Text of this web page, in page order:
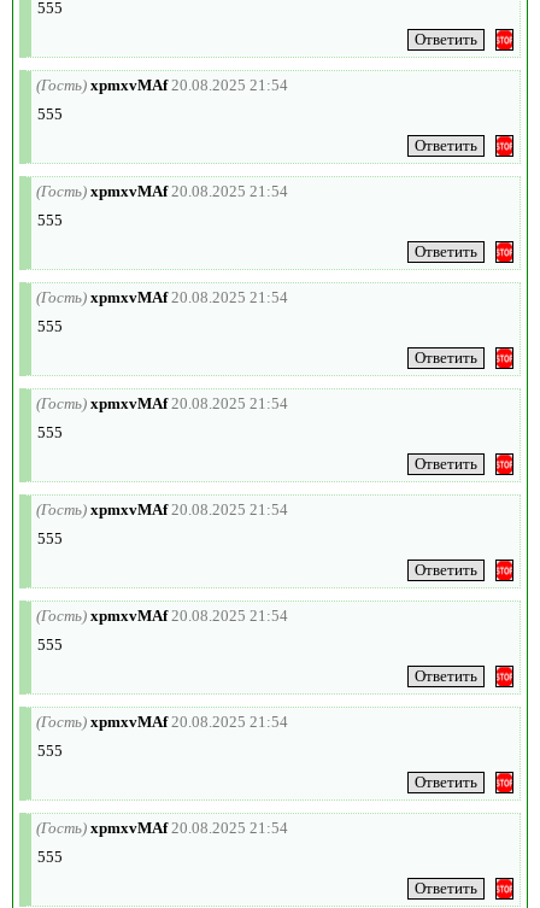
555
(Гость) xpmxvMAf 20.08.2025 21:54
555
(Гость) xpmxvMAf 20.08.2025 21:54
555
(Гость) xpmxvMAf 20.08.2025 21:54
555
(Гость) xpmxvMAf 20.08.2025 21:54
555
(Гость) xpmxvMAf 20.08.2025 21:54
555
(Гость) xpmxvMAf 20.08.2025 21:54
555
(Гость) xpmxvMAf 20.08.2025 21:54
555
(Гость) xpmxvMAf 20.08.2025 21:54
555